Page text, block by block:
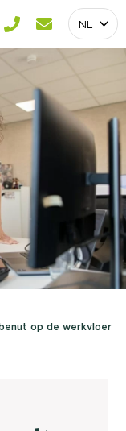
NL
op de werkvloer